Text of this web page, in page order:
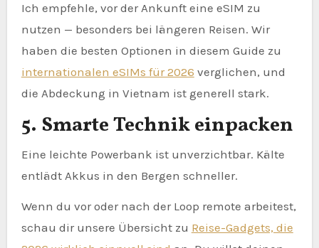
Ich empfehle, vor der Ankunft eine eSIM zu
nutzen — besonders bei längeren Reisen. Wir
haben die besten Optionen in diesem Guide zu
internationalen eSIMs für 2026 verglichen, und
die Abdeckung in Vietnam ist generell stark.
5. Smarte Technik einpacken
Eine leichte Powerbank ist unverzichtbar. Kälte
entlädt Akkus in den Bergen schneller.
Wenn du vor oder nach der Loop remote arbeitest,
schau dir unsere Übersicht zu Reise-Gadgets, die